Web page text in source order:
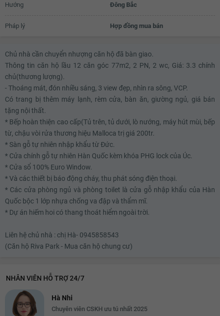
Hướng Đông Bắc
Pháp lý Hợp đồng mua bán
Chủ nhà cần chuyển nhượng căn hộ đã bàn giao.
Thông tin căn hộ lầu 12 căn góc 77m2, 2 PN, 2 wc, Giá: 3.3 chính
chủ(thương lượng).
- Thoáng mát, đón nhiều sáng, 3 view đẹp, nhìn ra sông, VCP.
Có trang bị thêm máy lạnh, rèm cửa, bàn ăn, giường ngủ, giá bán
tặng nội thất.
* Bếp hoàn thiện cao cấp(Tủ trên, tủ dưới, lò nướng, máy hút mùi, bếp
từ, chậu vòi rửa thương hiệu Malloca trị giá 200tr.
* Sàn gỗ tự nhiên nhập khẩu từ Đức.
* Cửa chính gỗ tự nhiên Hàn Quốc kèm khóa PHG lock của Úc.
* Cửa sổ 100% Euro Window.
* Và các thiết bị báo động cháy, thu phát sóng điện thoại.
* Các cửa phòng ngủ và phòng toilet là cửa gỗ nhập khẩu của Hàn
Quốc bộc 1 lớp nhựa chống va đập và thẩm mĩ.
* Dự án hiếm hoi có thang thoát hiểm ngoài trời.
Liên hệ chủ nhà : chị Hà- 0945858543
(Căn hộ Riva Park - Mua căn hộ chung cư)
NHÂN VIÊN HỖ TRỢ 24/7
Hà Nhi
Chuyên viên CSKH ưu tú nhất 2025